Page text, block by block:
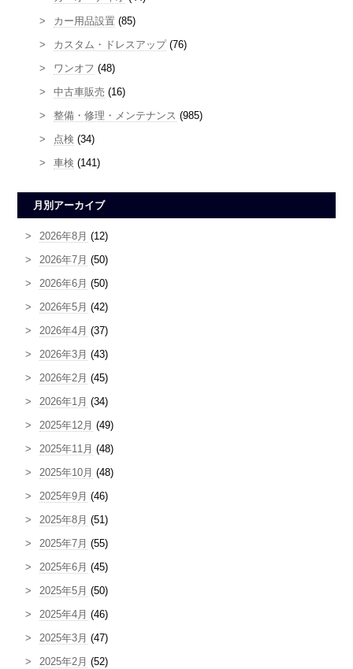
カー用品設置 (85)
カスタム・ドレスアップ(76)
ワンオフ (48)
中古車販売 (16)
整備・修理・メンテナンス (985)
点検 (34)
車検 (141)
月別アーカイブ
2026年8月 (12)
2026年7月 (50)
2026年6月 (50)
2026年5月 (42)
2026年4月 (37)
2026年3月 (43)
2026年2月 (45)
2026年1月 (34)
2025年12月 (49)
2025年11月 (48)
2025年10月 (48)
2025年9月 (46)
2025年8月 (51)
2025年7月 (55)
2025年6月 (45)
2025年5月 (50)
2025年4月 (46)
2025年3月 (47)
2025年2月 (52)